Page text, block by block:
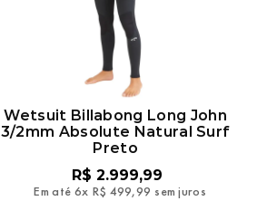
Wetsuit Billabong Long John
3/2mm Absolute Natural Surf
Preto
R$ 2.999,99
Em até 6x R$ 499,99 sem juros